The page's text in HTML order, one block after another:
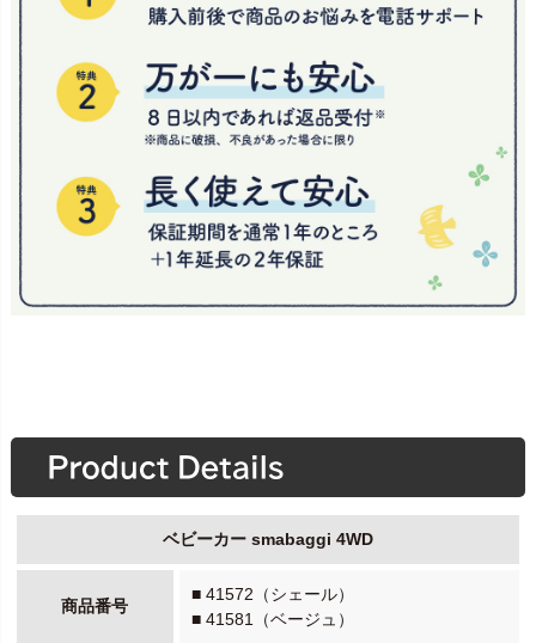
ベビーカー smabaggi 4WD
商品番号
■ 41572（シェール）
■ 41581（ベージュ）